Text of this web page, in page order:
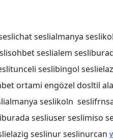
seslialmanya
seslialem
seslibingol
ortami engözel dosltil
seslikoln
sesliuser seslimiso
seslinur seslinurcan